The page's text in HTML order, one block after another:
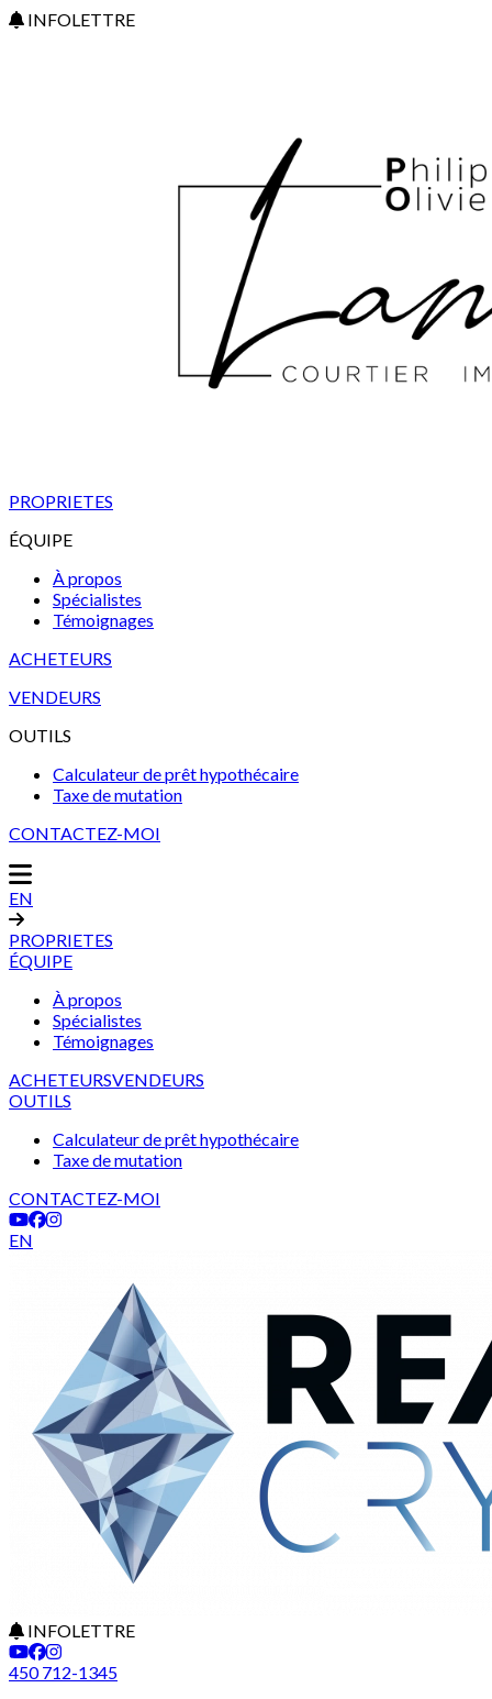
INFOLETTRE
PROPRIETES
ÉQUIPE
À propos
Spécialistes
Témoignages
ACHETEURS
VENDEURS
OUTILS
Calculateur de prêt hypothécaire
Taxe de mutation
CONTACTEZ-MOI
EN
PROPRIETES
ÉQUIPE
À propos
Spécialistes
Témoignages
ACHETEURSVENDEURS
OUTILS
Calculateur de prêt hypothécaire
Taxe de mutation
CONTACTEZ-MOI
EN
INFOLETTRE
450 712-1345